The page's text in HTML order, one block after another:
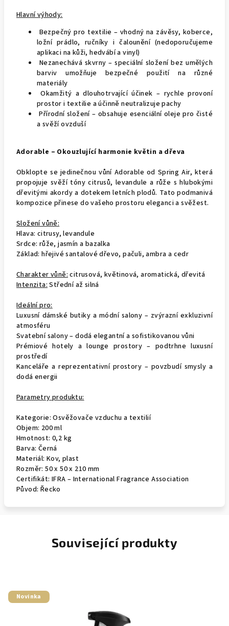
Hlavní výhody:
Bezpečný pro textilie – vhodný na závěsy, koberce,
ložní prádlo, ručníky i čalounění (nedoporučujeme
aplikaci na kůži, hedvábí a vinyl)
Nezanechává skvrny – speciální složení bez umělých
barviv umožňuje bezpečné použití na různé
materiály
Okamžitý a dlouhotrvající účinek – rychle provoní
prostor i textilie a účinně neutralizuje pachy
Přírodní složení – obsahuje esenciální oleje pro čisté
a svěží ovzduší
Adorable – Okouzlující harmonie květin a dřeva
Obklopte se jedinečnou vůní Adorable od Spring Air, která
propojuje svěží tóny citrusů, levandule a růže s hlubokými
dřevitými akordy a dotekem letních plodů. Tato podmanivá
kompozice přinese do vašeho prostoru eleganci a svěžest.
Složení vůně:
Hlava: citrusy, levandule
Srdce: růže, jasmín a bazalka
Základ: hřejivé santalové dřevo, pačuli, ambra a cedr
Charakter vůně:citrusová, květinová, aromatická, dřevitá
Intenzita:Střední až silná
Ideální pro:
Luxusní dámské butiky a módní salony – zvýrazní exkluzivní
atmosféru
Svatební salony – dodá elegantní a sofistikovanou vůni
Prémiové hotely a lounge prostory – podtrhne luxusní
prostředí
Kanceláře a reprezentativní prostory – povzbudí smysly a
dodá energii
Parametry produktu:
Kategorie: Osvěžovače vzduchu a textilií
Objem: 200 ml
Hmotnost: 0,2 kg
Barva: Černá
Materiál: Kov, plast
Rozměr: 50 x 50 x 210 mm
Certifikát: IFRA – International Fragrance Association
Původ: Řecko
Související produkty
Novinka